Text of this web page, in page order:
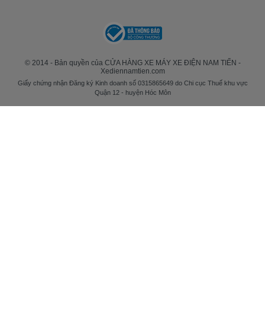
© 2014 - Bản quyền của CỬA HÀNG XE MÁY XE ĐIỆN NAM TIẾN -
Xediennamtien.com
Giấy chứng nhận Đăng ký Kinh doanh số 0315865649 do Chi cục Thuế khu vực
Quận 12 - huyện Hóc Môn